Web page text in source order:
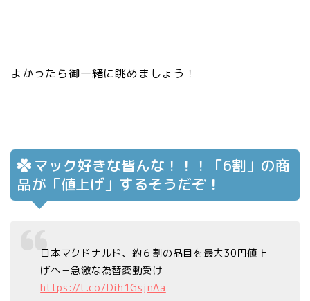
よかったら御一緒に眺めましょう！
マック好きな皆んな！！！「6割」の商
品が「値上げ」するそうだぞ！
日本マクドナルド、約６割の品目を最大30円値上
げへ－急激な為替変動受け
https://t.co/Dih1GsjnAa